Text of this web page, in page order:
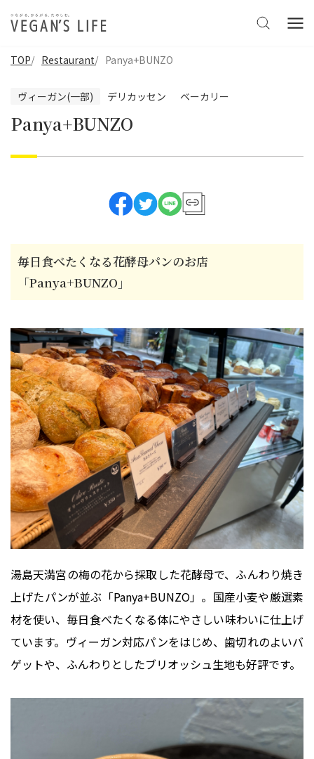
TOP Restaurant Panya+BUNZO
ヴィーガン(一部) デリカッセン ベーカリー
Panya+BUNZO
毎日食べたくなる花酵母パンのお店
「Panya+BUNZO」
湯島天満宮の梅の花から採取した花酵母で、ふんわり焼き
上げたパンが並ぶ「Panya+BUNZO」。国産小麦や厳選素
材を使い、毎日食べたくなる体にやさしい味わいに仕上げ
ています。ヴィーガン対応パンをはじめ、歯切れのよいバ
ゲットや、ふんわりとしたブリオッシュ生地も好評です。